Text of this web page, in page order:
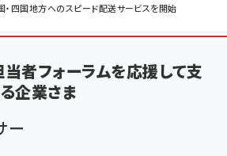
・四国地方へのスピード配送サービスを開始
当者フォーラムを応援して支
企業さま
ー